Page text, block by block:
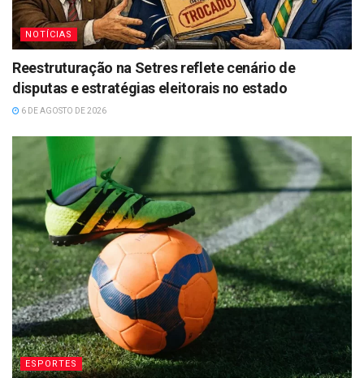
NOTÍCIAS
Reestruturação na Setres reflete cenário de
disputas e estratégias eleitorais no estado
6 DE AGOSTO DE 2026
ESPORTES